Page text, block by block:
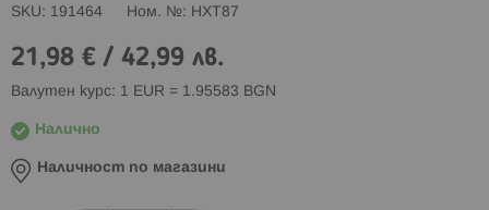
SKU 191464 Ном. № HXT87
21,98 € / 42,99 лв.
Валутен курс: 1 EUR = 1.95583 BGN
Налично
Наличност по магазини